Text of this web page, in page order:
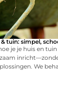
tuin: simpel,
je je huis en
We